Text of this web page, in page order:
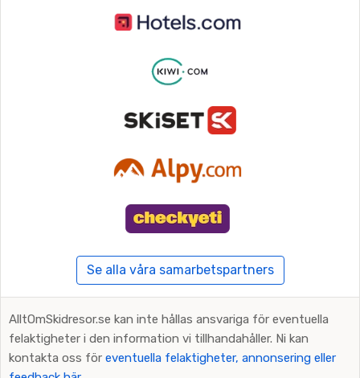
Se alla våra samarbetspartners
AlltOmSkidresor.se kan inte hållas ansvariga för eventuella
felaktigheter i den information vi tillhandahåller. Ni kan
kontakta oss för eventuella felaktigheter, annonsering eller